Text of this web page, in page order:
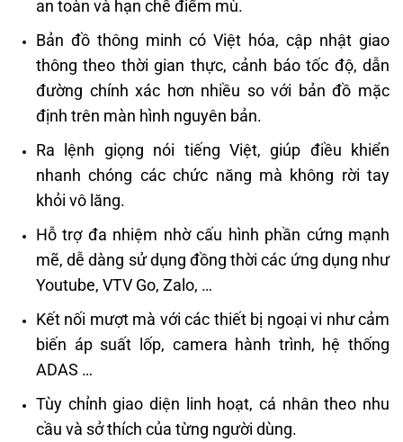
an toàn và hạn chế điểm mù.
Bản đồ thông minh có Việt hóa, cập nhật giao
thông theo thời gian thực, cảnh báo tốc độ, dẫn
đường chính xác hơn nhiều so với bản đồ mặc
định trên màn hình nguyên bản.
Ra lệnh giọng nói tiếng Việt, giúp điều khiển
nhanh chóng các chức năng mà không rời tay
khỏi vô lăng.
Hỗ trợ đa nhiệm nhờ cấu hình phần cứng mạnh
mẽ, dễ dàng sử dụng đồng thời các ứng dụng như
Youtube, VTV Go, Zalo, …
Kết nối mượt mà với các thiết bị ngoại vi như cảm
biến áp suất lốp, camera hành trình, hệ thống
ADAS …
Tùy chỉnh giao diện linh hoạt, cá nhân theo nhu
cầu và sở thích của từng người dùng.